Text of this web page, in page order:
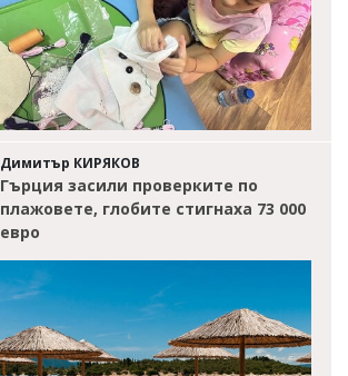
Димитър КИРЯКОВ
Гърция засили проверките по
плажовете, глобите стигнаха 73 000
евро